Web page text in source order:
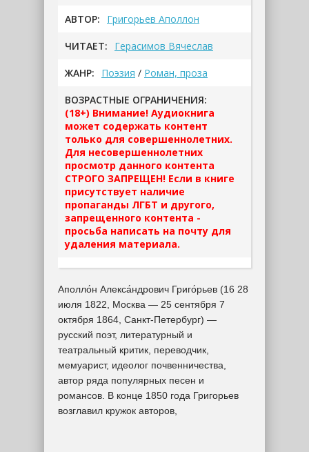
АВТОР: Григорьев Аполлон
ЧИТАЕТ: Герасимов Вячеслав
ЖАНР: Поэзия / Роман, проза
ВОЗРАСТНЫЕ ОГРАНИЧЕНИЯ:
(18+) Внимание! Аудиокнига
может содержать контент
только для совершеннолетних.
Для несовершеннолетних
просмотр данного контента
СТРОГО ЗАПРЕЩЕН! Если в книге
присутствует наличие
пропаганды ЛГБТ и другого,
запрещенного контента -
просьба написать на почту для
удаления материала.
Аполло́н Алекса́ндрович Григо́рьев (16 28
июля 1822, Москва — 25 сентября 7
октября 1864, Санкт-Петербург) —
русский поэт, литературный и
театральный критик, переводчик,
мемуарист, идеолог почвенничества,
автор ряда популярных песен и
романсов. В конце 1850 года Григорьев
возглавил кружок авторов,